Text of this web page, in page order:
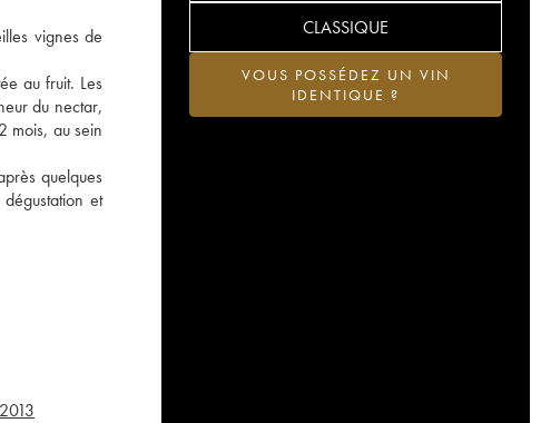
vignes de
au fruit. Les
du nectar,
mois, au sein
quelques
et
CLASSIQUE
VOUS POSSÉDEZ UN VIN
IDENTIQUE ?
2013